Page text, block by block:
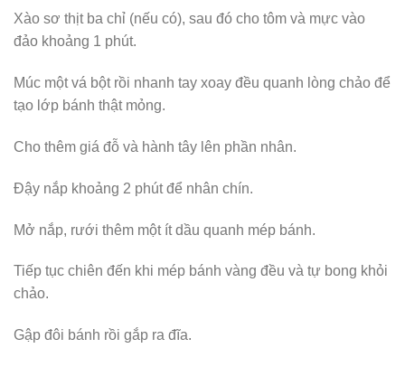
Xào sơ thịt ba chỉ (nếu có), sau đó cho tôm và mực vào
đảo khoảng 1 phút.
Múc một vá bột rồi nhanh tay xoay đều quanh lòng chảo để
tạo lớp bánh thật mỏng.
Cho thêm giá đỗ và hành tây lên phần nhân.
Đậy nắp khoảng 2 phút để nhân chín.
Mở nắp, rưới thêm một ít dầu quanh mép bánh.
Tiếp tục chiên đến khi mép bánh vàng đều và tự bong khỏi
chảo.
Gập đôi bánh rồi gắp ra đĩa.